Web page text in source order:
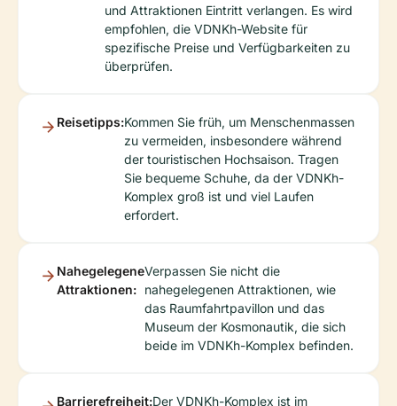
und Attraktionen Eintritt verlangen. Es wird
empfohlen, die VDNKh-Website für
spezifische Preise und Verfügbarkeiten zu
überprüfen.
Reisetipps:Kommen Sie früh, um Menschenmassen
zu vermeiden, insbesondere während
der touristischen Hochsaison. Tragen
Sie bequeme Schuhe, da der VDNKh-
Komplex groß ist und viel Laufen
erfordert.
Nahegelegene
Attraktionen:
Verpassen Sie nicht die
nahegelegenen Attraktionen, wie
das Raumfahrtpavillon und das
Museum der Kosmonautik, die sich
beide im VDNKh-Komplex befinden.
Barrierefreiheit:Der VDNKh-Komplex ist im